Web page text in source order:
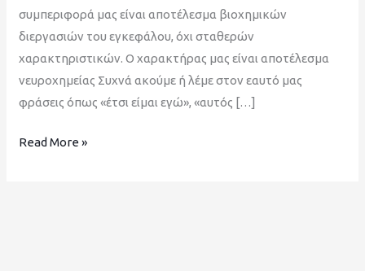
συμπεριφορά μας είναι αποτέλεσμα βιοχημικών
διεργασιών του εγκεφάλου, όχι σταθερών
χαρακτηριστικών. Ο χαρακτήρας μας είναι αποτέλεσμα
νευροχημείας Συχνά ακούμε ή λέμε στον εαυτό μας
φράσεις όπως «έτσι είμαι εγώ», «αυτός […]
Read More »